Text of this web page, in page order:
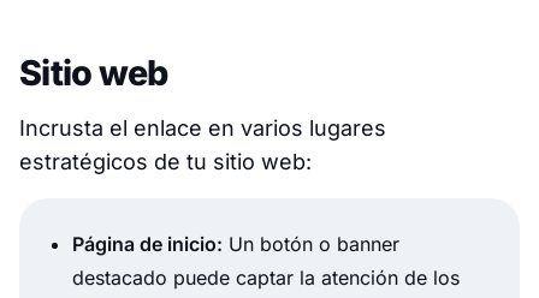
Sitio web
Incrusta el enlace en varios lugares
estratégicos de tu sitio web:
Página de inicio: Un botón o banner
destacado puede captar la atención de los